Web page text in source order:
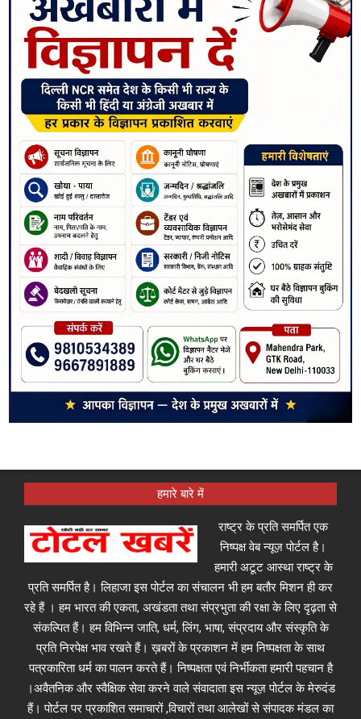
हमारे बारे में
राष्ट्र के प्रति समर्पित एक
निष्पक्ष वेब न्यूज़ पोर्टल है।
हमारी अटूट आस्था राष्ट्र के
प्रति समर्पित है। लिहाजा इस पोर्टल का संचालन भी हम बतौर मिशन ही कर
रहे हैं । हम भारत की एकता, अखंडता तथा संप्रभुता की रक्षा के लिए दृढ़ता से
संकल्पित हैं। हम विभिन्न जाति, धर्म, लिंग, भाषा, संप्रदाय और संस्कृति के
प्रति निरपेक्ष भाव रखते हैं। ख़बरों के प्रकाशन में हम निष्पक्षता के साथ
पत्रकारिता धर्म का पालन करते हैं। निष्पक्षता एवं निर्भीकता हमारी पहचान है
।अवैतनिक और स्वैक्षिक सेवा करने वाले संवादाता इस न्यूज़ पोर्टल के मेरुदंड
हैं। पोर्टल पर प्रकाशित समाचारों ,विचारों तथा आलेखों से संपादक मंडल का